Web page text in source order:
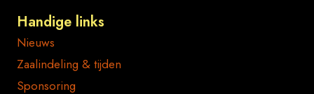
Handige links
Nieuws
Zaalindeling & tijden
Sponsoring